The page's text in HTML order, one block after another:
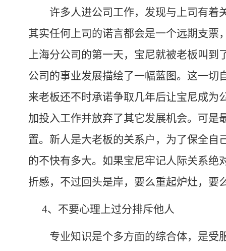
许多人进公司工作，发现与上司有着
其实任何上司的诺言都会是一个远期支票
上海分公司的第一天，宝尼就被老板叫
公司的事业发展描绘了一幅蓝图。这一切
来老板还不时承诺争取几年后让宝尼成为
加投入工作并放弃了其它发展机会。可是
置。新人是大老板的关系户，为了保全自
的不快有多大。如果宝尼牢记人际关系绝
折感，不过回头是岸，要么重起炉灶，要
4、不要心理上过分排斥他人
专业知识是个多方面的综合体，是受